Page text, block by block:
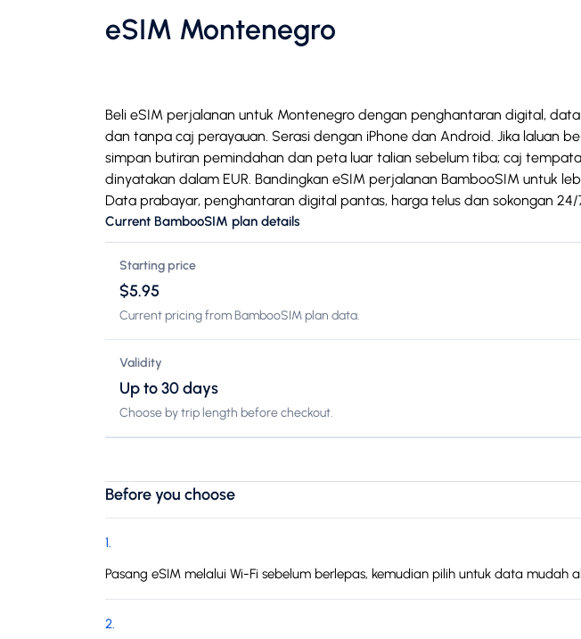
eSIM Montenegro
Beli eSIM perjalanan untuk Montenegro dengan penghantaran digital,
dan tanpa caj perayauan. Serasi dengan iPhone dan Android. Jika laluan
simpan butiran pemindahan dan peta luar talian sebelum tiba; caj
dinyatakan dalam EUR. Bandingkan eSIM perjalanan BambooSIM untuk
Data prabayar, penghantaran digital pantas, harga telus dan sokongan 24/
Current BambooSIM plan details
Starting price
$5.95
Current pricing from BambooSIM plan data.
Validity
Up to 30 days
Choose by trip length before checkout.
Before you choose
1.
Pasang eSIM melalui Wi-Fi sebelum berlepas, kemudian pilih untuk data mudah
2.